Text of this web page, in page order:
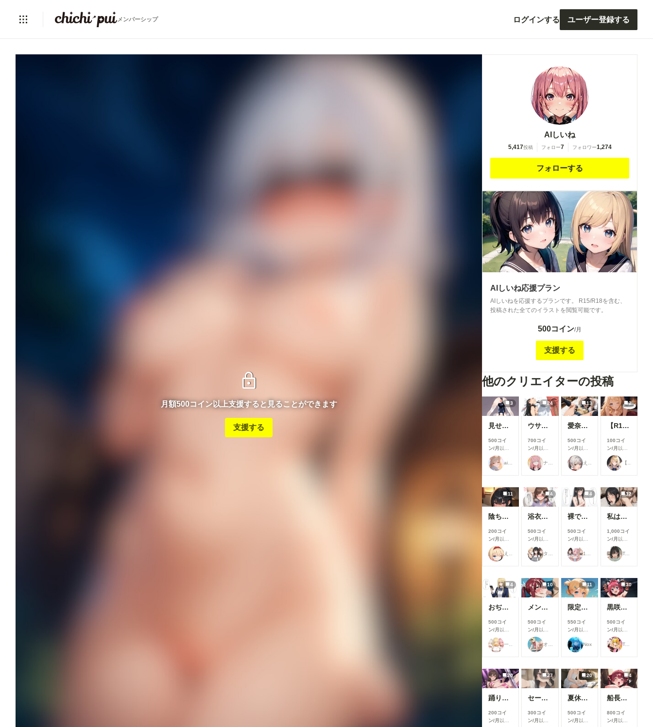
メンバーシップ ログインする ユーザー登録する
lock
月額500コイン以上支援すると見ることができます
支援する
AIしいね
5,417投稿 フォロー7 フォロワー1,274
フォローする
AIしいね応援プラン
AIしいねを応援するプランです。 R15/R18を含む、
投稿された全てのイラストを閲覧可能です。
500コイン/月
支援する
他のクリエイターの投稿
3
見せてくれる女の子
500コイ
ン/月 以上
支援すると
見ることが
できます
24
ウサギ耳とか
700コイ
ン/月 以上
支援すると
見ることが
できます
13
愛奈 変態先輩とラブラブ S-517
500コイ
ン/月 以上
支援すると
見ることが
できます
2
【R18】8月の投稿企画をひと足先に公開！
100コイ
ン/月 以上
支援すると
見ることが
できます
11
陰ちゃんに英才教育しよう！
200コイ
ン/月 以上
支援すると
見ることが
できます
4
浴衣で性行為を楽しむタワマン妻【柳井由花】編
500コイ
ン/月 以上
支援すると
見ることが
できます
4
裸でスポンサーを接待するアイドル【景清帆乃歌】編
500コイ
ン/月 以上
支援すると
見ることが
できます
12
私は日中お義父さんと普通に過ごしてる・・。そういう事にした・・２(12枚）
1,000コイ
ン/月 以上
支援すると
見ることが
できます
Taka Kan
4
おぢから大金をまきあげる一軍ギャルズ【黒咲カレン】編
500コイ
ン/月 以上
支援すると
見ることが
できます
10
メンシプ限定
500コイ
ン/月 以上
支援すると
見ることが
できます
11
限定イラスト No.139
550コイ
ン/月 以上
支援すると
見ることが
できます
Nox
30
黒咲芽亜 猫ランジェリー③
500コイ
ン/月 以上
支援すると
見ることが
できます
TAIGA
20
踊り子さん
200コイ
ン/月 以上
27
セーラーちゃんと先生 26-08-04
300コイ
ン/月 以上
20
夏休みに覚えたこと
500コイ
ン/月 以上
4
船長のズボズボおなにー♪
800コイ
ン/月 以上